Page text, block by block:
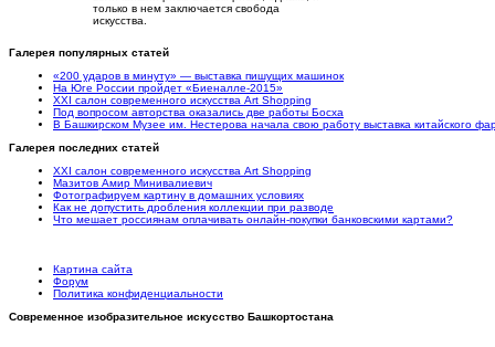
только в нем заключается свобода
искусства.
Галерея популярных статей
«200 ударов в минуту» — выставка пишущих машинок
На Юге России пройдет «Биеналле-2015»
XXI салон современного искусства Art Shopping
Под вопросом авторства оказались две работы Босха
В Башкирском Музее им. Нестерова начала свою работу выставка китайского
Галерея последних статей
XXI салон современного искусства Art Shopping
Мазитов Амир Минивалиевич
Фотографируем картину в домашних условиях
Как не допустить дробления коллекции при разводе
Что мешает россиянам оплачивать онлайн-покупки банковскими картами?
Картина сайта
Форум
Политика конфиденциальности
Современное изобразительное искусство Башкортостана